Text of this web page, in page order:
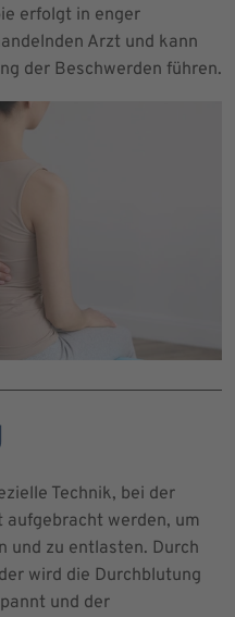
erfolgt in enger
Arzt und kann
der Beschwerden führen.
Technik, bei der
werden, um
und zu entlasten. Durch
wird die Durchblutung
und der